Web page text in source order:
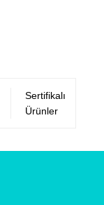
Sertifikalı
Ürünler